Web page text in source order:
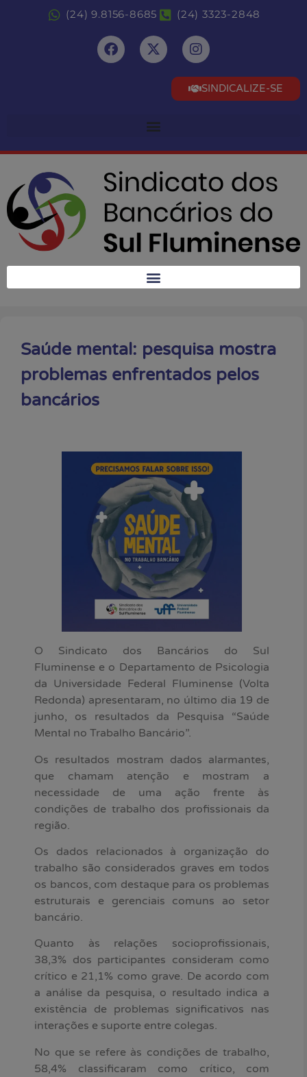
(24) 9.8156-8685 (24) 3323-2848
SINDICALIZE-SE
Saúde mental: pesquisa mostra
problemas enfrentados pelos
bancários
O Sindicato dos Bancários do Sul
Fluminense e o Departamento de Psicologia
da Universidade Federal Fluminense (Volta
Redonda) apresentaram, no último dia 19 de
junho, os resultados da Pesquisa “Saúde
Mental no Trabalho Bancário”.
Os resultados mostram dados alarmantes,
que chamam atenção e mostram a
necessidade de uma ação frente às
condições de trabalho dos profissionais da
região.
Os dados relacionados à organização do
trabalho são considerados graves em todos
os bancos, com destaque para os problemas
estruturais e gerenciais comuns ao setor
bancário.
Quanto às relações socioprofissionais,
38,3% dos participantes consideram como
crítico e 21,1% como grave. De acordo com
a análise da pesquisa, o resultado indica a
existência de problemas significativos nas
interações e suporte entre colegas.
No que se refere às condições de trabalho,
58,4% classificaram como crítico, com